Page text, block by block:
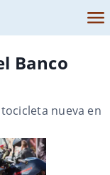
Banco
nueva en